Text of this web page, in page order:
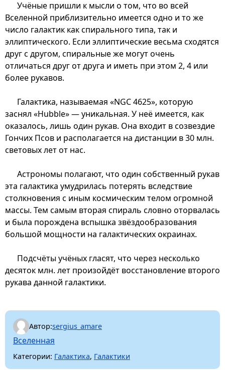
Учёные пришли к мысли о том, что во всей
Вселенной приблизительно имеется одно и то же
число галактик как спирального типа, так и
эллиптического. Если эллиптические весьма сходятся
друг с другом, спиральные же могут очень
отличаться друг от друга и иметь при этом 2, 4 или
более рукавов.
Галактика, называемая «NGC 4625», которую
заснял «Hubble» — уникальная. У неё имеется, как
оказалось, лишь один рукав. Она входит в созвездие
Гончих Псов и располагается на дистанции в 30 млн.
световых лет от нас.
Астрономы полагают, что один собственный рукав
эта галактика умудрилась потерять вследствие
столкновения с иным космическим телом огромной
массы. Тем самым вторая спираль словно оторвалась
и была порождена вспышка звёздообразования
большой мощности на галактических окраинах.
Подсчёты учёных гласят, что через несколько
десяток млн. лет произойдёт восстановление второго
рукава данной галактики.
Автор:sergius_amare
Вселенная
Категории: Галактика, Галактики